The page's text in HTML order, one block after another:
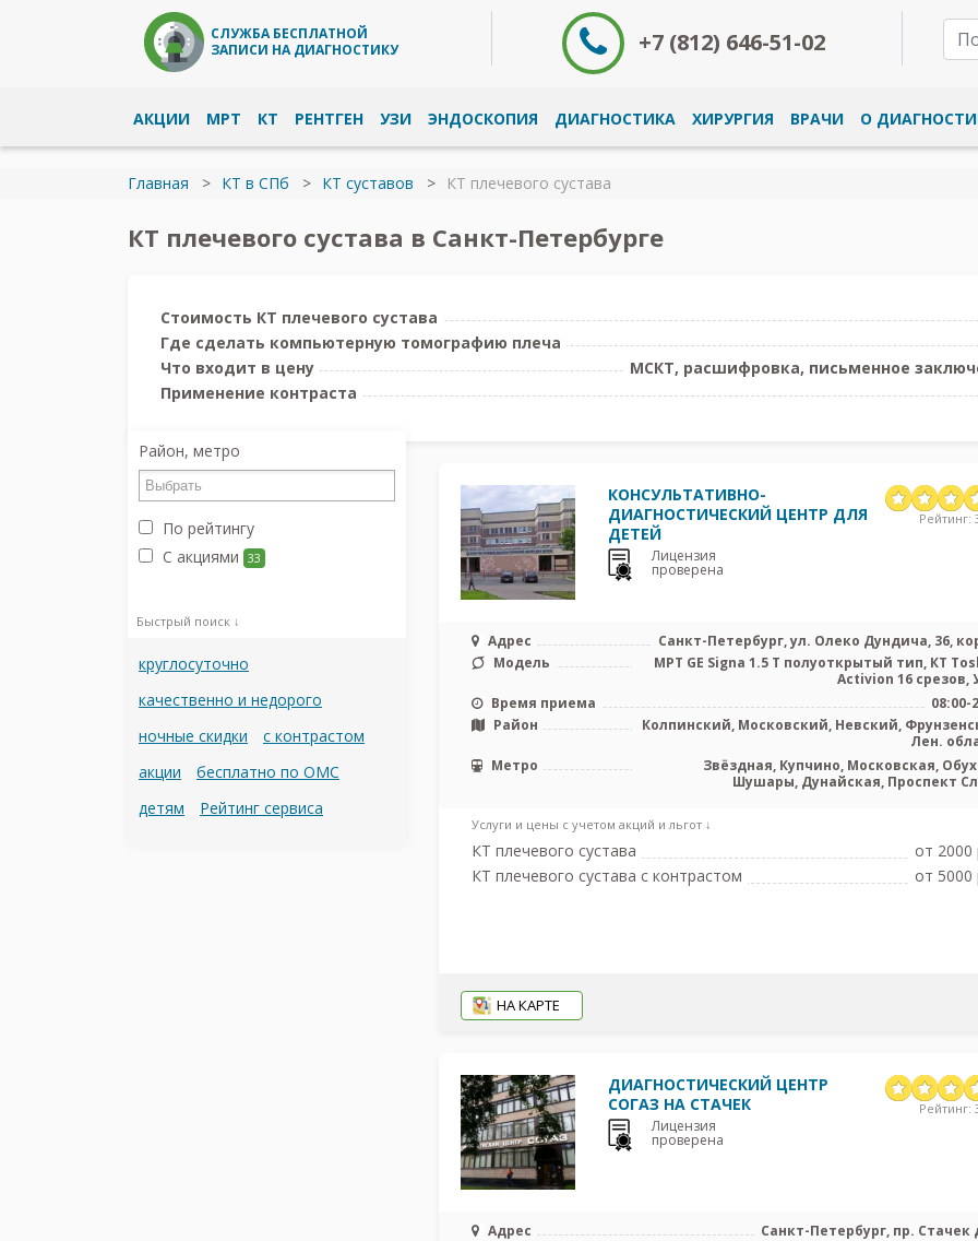
СЛУЖБА БЕСПЛАТНОЙ
ЗАПИСИ НА ДИАГНОСТИКУ
+7 (812) 646-51-02
АКЦИИ МРТ КТ РЕНТГЕН УЗИ ЭНДОСКОПИЯ ДИАГНОСТИКА ХИРУРГИЯ ВРАЧИ О
Главная КТ в СПб КТ суставов КТ плечевого сустава
КТ плечевого сустава в Санкт-Петербурге
Стоимость КТ плечевого сустава
Где сделать компьютерную томографию плеча
Что входит в цену
МСКТ, расшифровка, письменное
Применение контраста
Район, метро
По рейтингу
С акциями 33
Быстрый поиск ↓
круглосуточно
качественно и недорого
ночные скидки
с контрастом
акции
бесплатно по ОМС
детям
Рейтинг сервиса
КОНСУЛЬТАТИВНО-
ДИАГНОСТИЧЕСКИЙ ЦЕНТР ДЛЯ
ДЕТЕЙ
Лицензия
проверена
Рейтинг:
Адрес
Санкт-Петербург, ул. Олеко Дундича, 36,
Модель
МРТ GE Signa 1.5 Т полуоткрытый тип, КТ
Activion 16 срезов,
Время приема
08:00-
Район
Колпинский, Московский, Невский,
Лен.
Метро
Звёздная, Купчино, Московская,
Шушары, Дунайская, Проспект
Услуги и цены с учетом акций и льгот ↓
КТ плечевого сустава
от 2000
КТ плечевого сустава с контрастом
от 5000
НА КАРТЕ
ДИАГНОСТИЧЕСКИЙ ЦЕНТР
СОГАЗ НА СТАЧЕК
Лицензия
проверена
Рейтинг:
Адрес
Санкт-Петербург, пр. Стачек